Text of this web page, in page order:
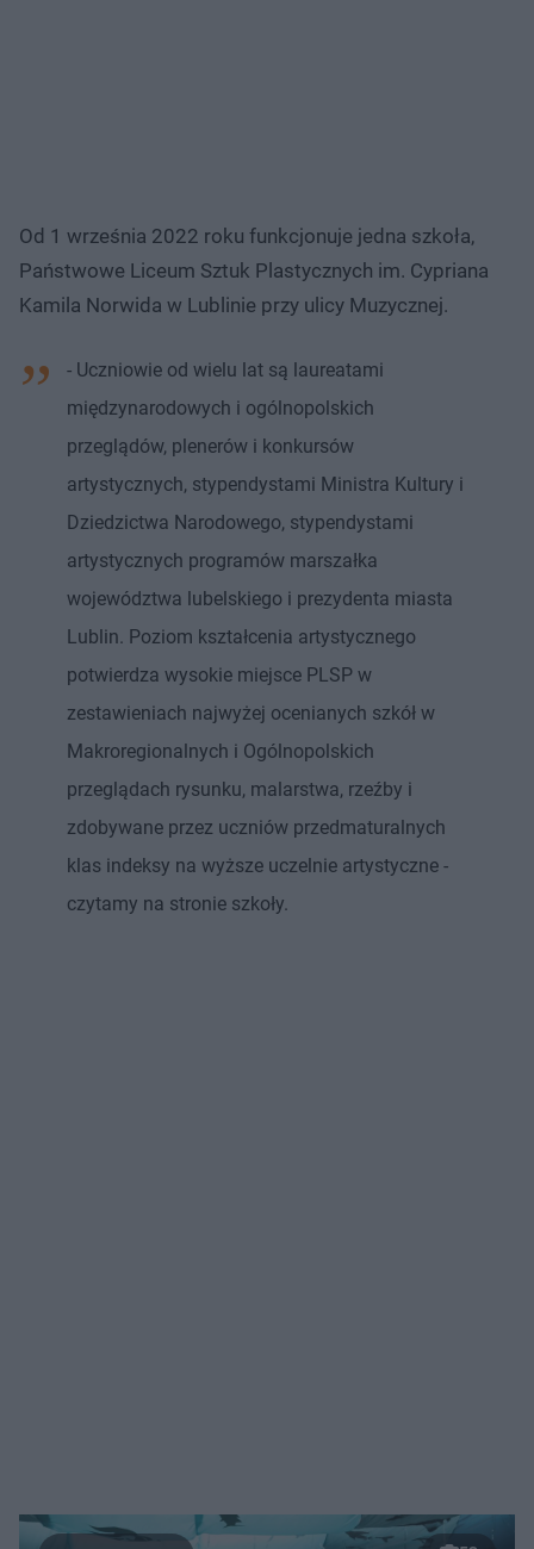
Od 1 września 2022 roku funkcjonuje jedna szkoła,
Państwowe Liceum Sztuk Plastycznych im. Cypriana
Kamila Norwida w Lublinie przy ulicy Muzycznej.
- Uczniowie od wielu lat są laureatami
międzynarodowych i ogólnopolskich
przeglądów, plenerów i konkursów
artystycznych, stypendystami Ministra Kultury i
Dziedzictwa Narodowego, stypendystami
artystycznych programów marszałka
województwa lubelskiego i prezydenta miasta
Lublin. Poziom kształcenia artystycznego
potwierdza wysokie miejsce PLSP w
zestawieniach najwyżej ocenianych szkół w
Makroregionalnych i Ogólnopolskich
przeglądach rysunku, malarstwa, rzeźby i
zdobywane przez uczniów przedmaturalnych
klas indeksy na wyższe uczelnie artystyczne -
czytamy na stronie szkoły.